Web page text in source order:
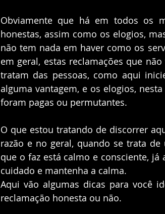
Obviamente que há em todos os
honestas, assim como os elogios,
não tem nada em haver como os
em geral, estas reclamações que
tratam das pessoas, como aqui
alguma vantagem, e os elogios,
foram pagas ou permutantes.
O que estou tratando de discorrer
razão e no geral, quando se trata
que o faz está calmo e consciente,
cuidado e mantenha a calma.
Aqui vão algumas dicas para você
reclamação honesta ou não.